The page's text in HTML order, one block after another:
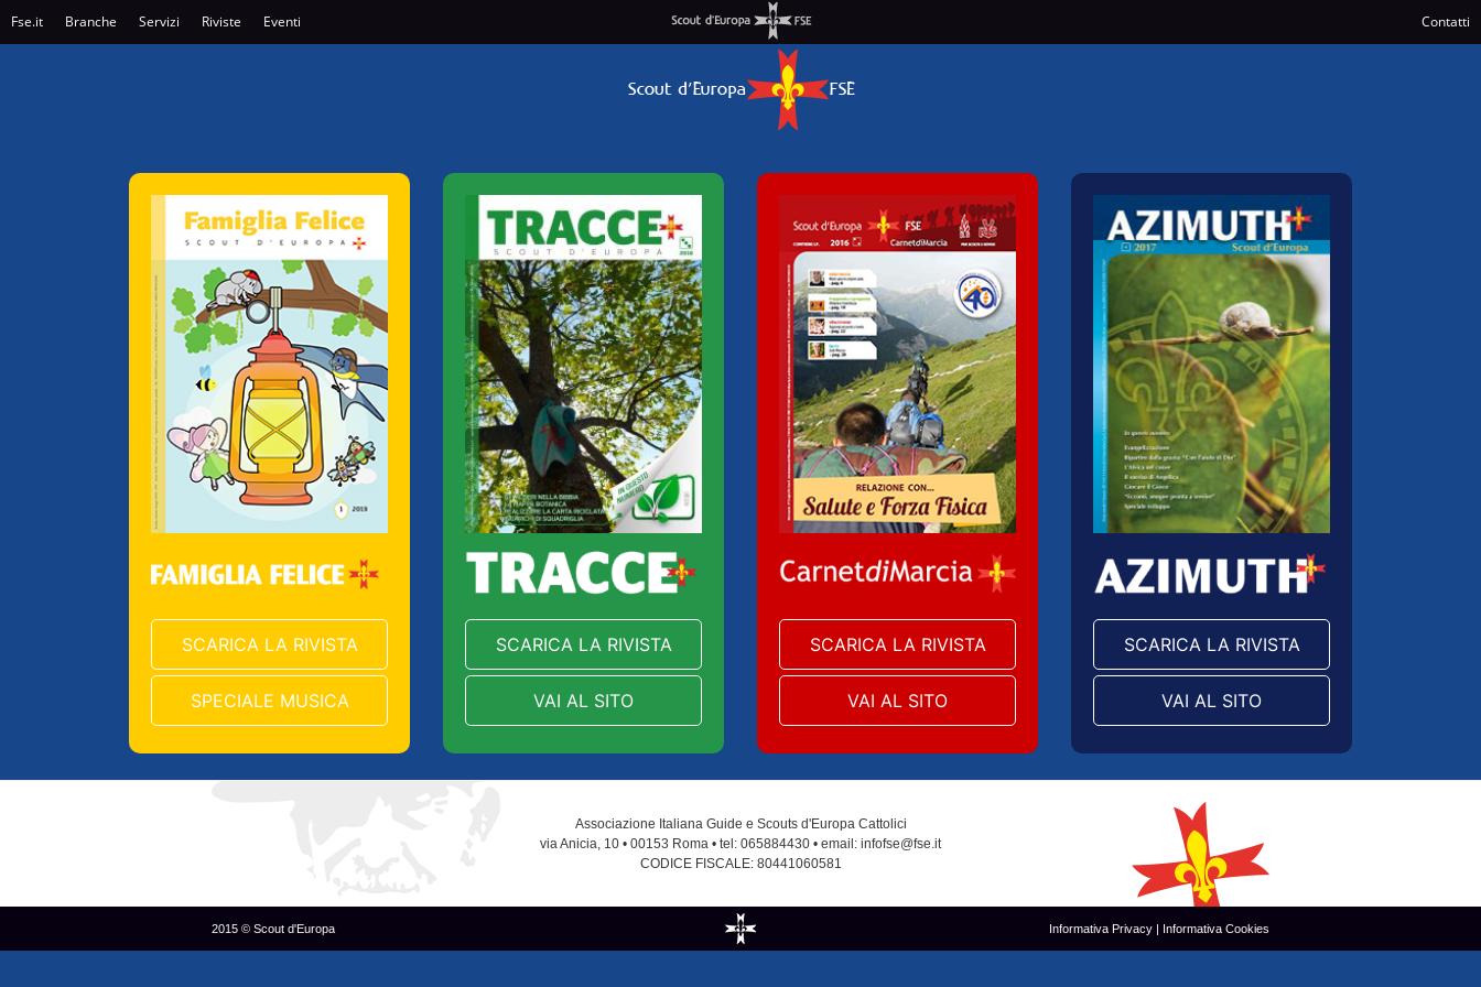
Fse.it Branche Servizi Riviste Eventi Contatti
SCARICA LA RIVISTA
SPECIALE MUSICA
SCARICA LA RIVISTA
VAI AL SITO
SCARICA LA RIVISTA
VAI AL SITO
SCARICA LA RIVISTA
VAI AL SITO
Associazione Italiana Guide e Scouts d'Europa Cattolici
via Anicia, 10 • 00153 Roma • tel: 065884430 • email: infofse@fse.it
CODICE FISCALE: 80441060581
2015 © Scout d'Europa Informativa Privacy Informativa Cookies